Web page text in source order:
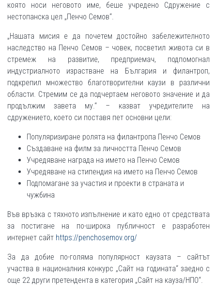
която носи неговото име, беше учредено Сдружение с
нестопанска цел „Пенчо Семов“.
„Нашата мисия е да почетем достойно забележителното
наследство на Пенчо Семов – човек, посветил живота си в
стремеж на развитие, предприемач, подпомогнал
индустриалното израстване на България и филантроп,
подкрепил множество благотворителни каузи в различни
области. Стремим се да подчертаем неговото значение и да
продължим завета му.“ – казват учредителите на
сдружението, което си поставя пет основни цели:
Популяризиране ролята на филантропа Пенчо Семов
Създаване на филм за личността Пенчо Семов
Учредяване награда на името на Пенчо Семов
Учредяване на стипендия на името на Пенчо Семов
Подпомагане за участия и проекти в страната и
чужбина
Във връзка с тяхното изпълнение и като едно от средствата
за постигане на по-широка публичност е разработен
интернет сайт https://penchosemov.org/
За да добие по-голяма популярност каузата – сайтът
участва в националния конкурс „Сайт на годината“ заедно с
още 22 други претендента в категория „Сайт на кауза/НПО“.